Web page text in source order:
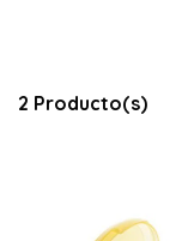
2 Producto(s)